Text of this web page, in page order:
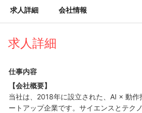
求人詳細 会社情報
求人詳細
仕事内容
【会社概要】
当社は、2018年に設立された、AI × 動作
ートアップ企業です。サイエンスとテク